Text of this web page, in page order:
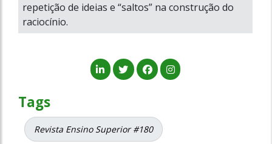
repetição de ideias e “saltos” na construção do
raciocínio.
Tags
Revista Ensino Superior #180